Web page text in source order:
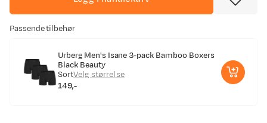
Passende tilbehør
Urberg Men's Isane 3-pack Bamboo Boxers
Black Beauty
SortVelg størrelse
price
149,-